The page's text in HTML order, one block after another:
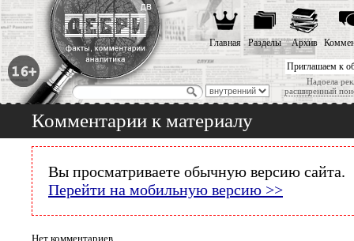
Приглашаем к
Надоела
расширенный
Главная Разделы Архив
Комментарии к материалу
Вы просматриваете обычную версию сайта.
Перейти на мобильную версию >>
Нет комментариев